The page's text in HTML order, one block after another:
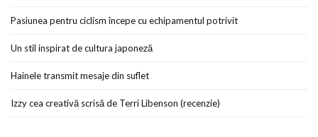
Pasiunea pentru ciclism începe cu echipamentul potrivit
Un stil inspirat de cultura japoneză
Hainele transmit mesaje din suflet
Izzy cea creativă scrisă de Terri Libenson (recenzie)